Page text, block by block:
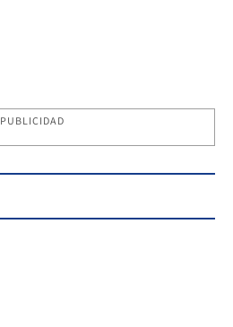
PUBLICIDAD